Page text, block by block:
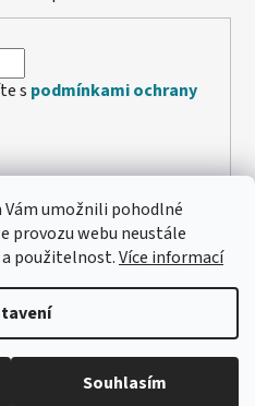
Vám umožnili pohodlné
provozu webu neustále
použitelnost.Více informací
Souhlasím
-20 %
s podmínkami ochrany
Shoptet